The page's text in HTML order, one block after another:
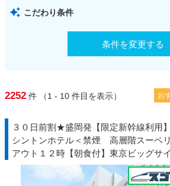
こだわり条件
条件を変更する
2252 件 （1 - 10 件目を表示） お
３０日前割★盛岡発【限定新幹線利用
シントンホテル＜禁煙 高層階スーペ
アウト１２時【朝食付】東京ビッグサ
Ｒ夏◇ＪＲきっぷ駅受取